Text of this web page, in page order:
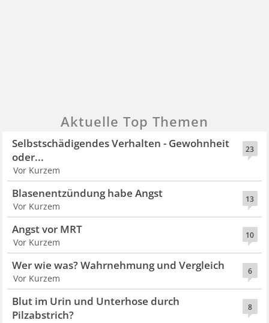
Aktuelle Top Themen
23
Selbstschädigendes Verhalten - Gewohnheit
oder...
Vor Kurzem
13
Blasenentzündung habe Angst
Vor Kurzem
10
Angst vor MRT
Vor Kurzem
6
Wer wie was? Wahrnehmung und Vergleich
Vor Kurzem
8
Blut im Urin und Unterhose durch
Pilzabstrich?